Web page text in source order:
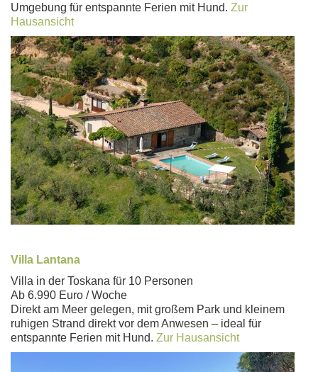
Umgebung für entspannte Ferien mit Hund. Zur
Hausansicht
Villa Lantana
Villa in der Toskana für 10 Personen
Ab 6.990 Euro / Woche
Direkt am Meer gelegen, mit großem Park und kleinem
ruhigen Strand direkt vor dem Anwesen – ideal für
entspannte Ferien mit Hund. Zur Hausansicht